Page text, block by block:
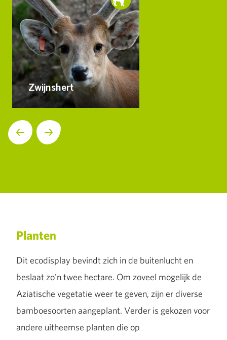
Zwijnshert
Volgende
Planten
Dit ecodisplay bevindt zich in de buitenlucht en
beslaat zo'n twee hectare. Om zoveel mogelijk de
Aziatische vegetatie weer te geven, zijn er diverse
bamboesoorten aangeplant. Verder is gekozen voor
andere uitheemse planten die op